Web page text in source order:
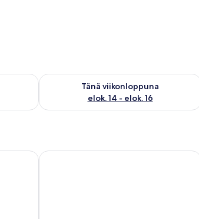
9 - elok. 10
Tänä viikonloppuna
elok. 14 - elok. 16
Tarkista tämän viikonlopun saatavuus
Varali Grand Hotel